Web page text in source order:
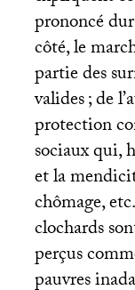
prononcé
côté, le
partie des
valides; de
protection
sociaux qui,
et la
chômage,
clochards
perçus
pauvres